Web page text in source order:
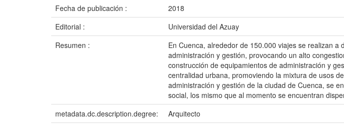
Fecha de publicación :
2018
Editorial :
Universidad del Azuay
Resumen :
En Cuenca, alrededor de 150.000 viajes se realizan
administración y gestión, provocando un alto
construcción de equipamientos de administración y
centralidad urbana, promoviendo la mixtura de usos
administración y gestión de la ciudad de Cuenca, se
social, los mismo que al momento se encuentran
metadata.dc.description.degree:
Arquitecto